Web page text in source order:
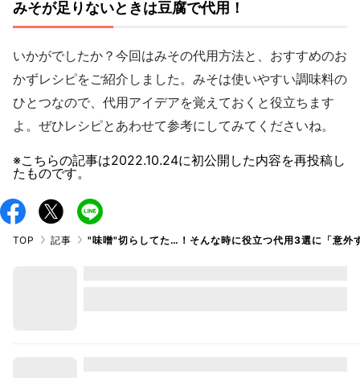
みそが足りないときは豆腐で代用！
いかがでしたか？今回はみその代用方法と、おすすめのお
かずレシピをご紹介しました。みそは使いやすい調味料の
ひとつなので、代用アイデアを覚えておくと役立ちます
よ。ぜひレシピとあわせて参考にしてみてくださいね。
※こちらの記事は2022.10.24に初公開した内容を再投稿し
たものです。
TOP 記事 "味噌"切らしてた…！そんな時に役立つ代用3選に「意外